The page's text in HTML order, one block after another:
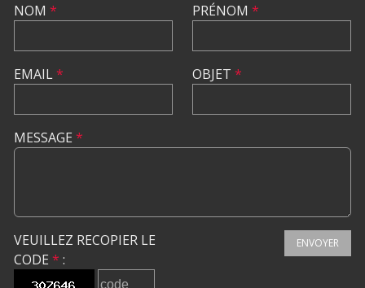
NOM *
EMAIL*
PRÉNOM *
OBJET *
MESSAGE *
VEUILLEZ RECOPIER LE
CODE * :
ENVOYER